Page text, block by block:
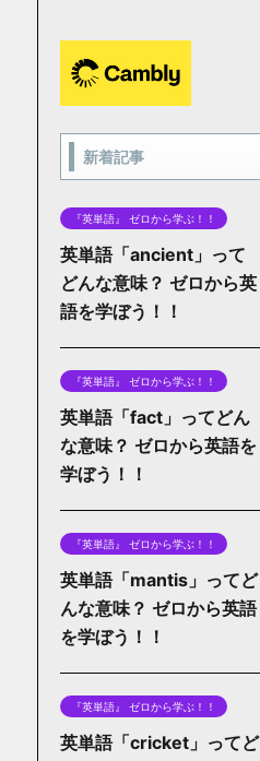
新着記事
『英単語』 ゼロから学ぶ！！
英単語「ancient」って
どんな意味？ ゼロから英
語を学ぼう！！
『英単語』 ゼロから学ぶ！！
英単語「fact」ってどん
な意味？ ゼロから英語を
学ぼう！！
『英単語』 ゼロから学ぶ！！
英単語「mantis」ってど
んな意味？ ゼロから英語
を学ぼう！！
『英単語』 ゼロから学ぶ！！
英単語「cricket」ってど